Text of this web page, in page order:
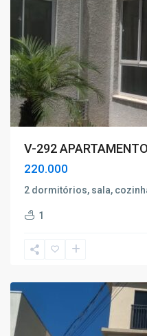
V-292
220.000
2 dormitórios, sala,
1
Verde
de